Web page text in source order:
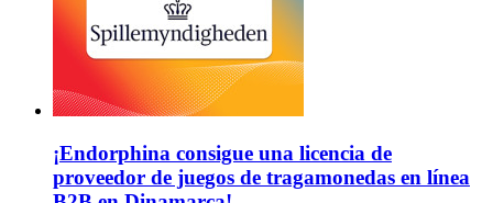
¡Endorphina consigue una licencia de
proveedor de juegos de tragamonedas en línea